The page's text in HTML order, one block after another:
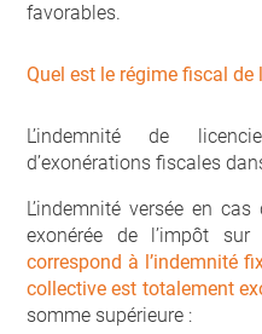
favorables.
Quel est le régime fiscal de
L’indemnité de
d’exonérations fiscales
L’indemnité versée en
exonérée de l’impôt sur
correspond à l’indemnité
collective est totalement
somme supérieure :